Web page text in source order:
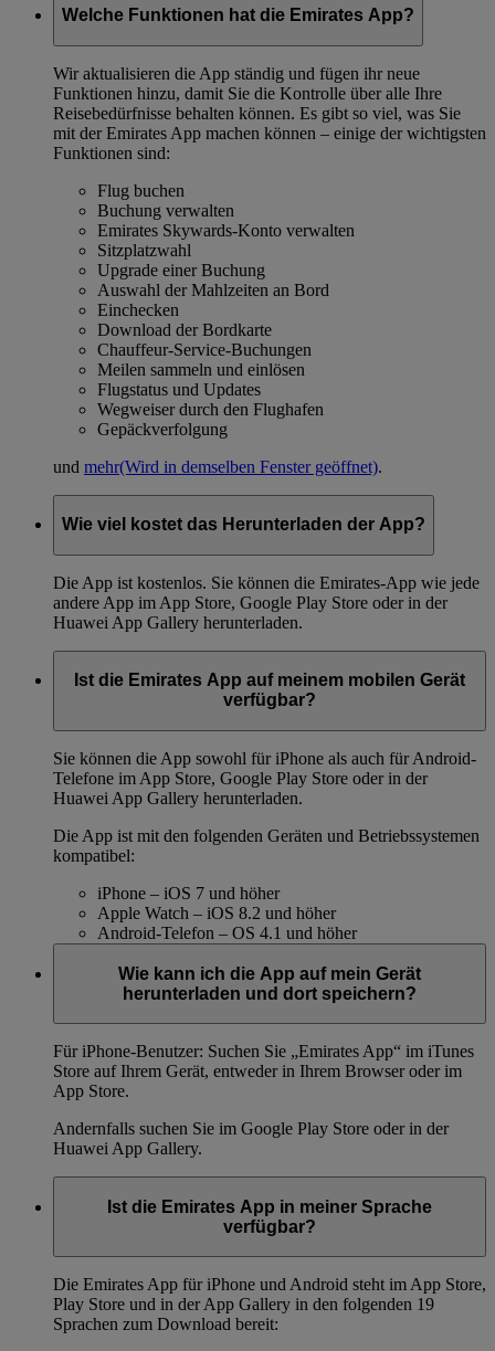
Welche Funktionen hat die Emirates App?
Wir aktualisieren die App ständig und fügen ihr neue
Funktionen hinzu, damit Sie die Kontrolle über alle Ihre
Reisebedürfnisse behalten können. Es gibt so viel, was Sie
mit der Emirates App machen können – einige der wichtigsten
Funktionen sind:
Flug buchen
Buchung verwalten
Emirates Skywards-Konto verwalten
Sitzplatzwahl
Upgrade einer Buchung
Auswahl der Mahlzeiten an Bord
Einchecken
Download der Bordkarte
Chauffeur-Service-Buchungen
Meilen sammeln und einlösen
Flugstatus und Updates
Wegweiser durch den Flughafen
Gepäckverfolgung
und mehr(Wird in demselben Fenster geöffnet).
Wie viel kostet das Herunterladen der App?
Die App ist kostenlos. Sie können die Emirates-App wie jede
andere App im App Store, Google Play Store oder in der
Huawei App Gallery herunterladen.
Ist die Emirates App auf meinem mobilen Gerät
verfügbar?
Sie können die App sowohl für iPhone als auch für Android-
Telefone im App Store, Google Play Store oder in der
Huawei App Gallery herunterladen.
Die App ist mit den folgenden Geräten und Betriebssystemen
kompatibel:
iPhone – iOS 7 und höher
Apple Watch – iOS 8.2 und höher
Android-Telefon – OS 4.1 und höher
Wie kann ich die App auf mein Gerät
herunterladen und dort speichern?
Für iPhone-Benutzer: Suchen Sie „Emirates App“ im iTunes
Store auf Ihrem Gerät, entweder in Ihrem Browser oder im
App Store.
Andernfalls suchen Sie im Google Play Store oder in der
Huawei App Gallery.
Ist die Emirates App in meiner Sprache
verfügbar?
Die Emirates App für iPhone und Android steht im App Store,
Play Store und in der App Gallery in den folgenden 19
Sprachen zum Download bereit: